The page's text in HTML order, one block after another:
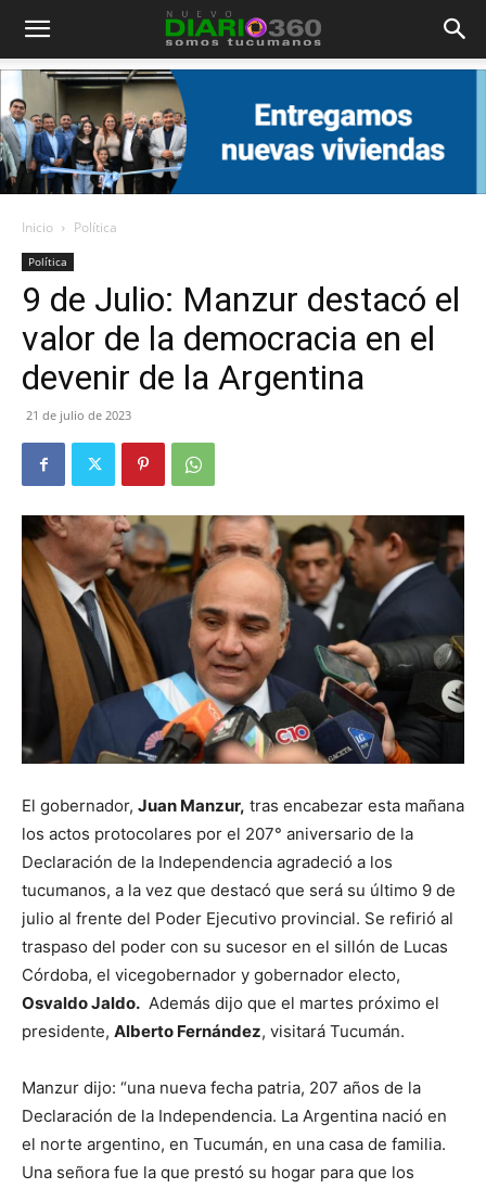
Diario
360
Inicio Política
Política
9 de Julio: Manzur destacó el
valor de la democracia en el
devenir de la Argentina
21 de julio de 2023
El gobernador, Juan Manzur, tras encabezar esta mañana
los actos protocolares por el 207° aniversario de la
Declaración de la Independencia agradeció a los
tucumanos, a la vez que destacó que será su último 9 de
julio al frente del Poder Ejecutivo provincial. Se refirió al
traspaso del poder con su sucesor en el sillón de Lucas
Córdoba, el vicegobernador y gobernador electo,
Osvaldo Jaldo. Además dijo que el martes próximo el
presidente, Alberto Fernández, visitará Tucumán.
Manzur dijo: “una nueva fecha patria, 207 años de la
Declaración de la Independencia. La Argentina nació en
el norte argentino, en Tucumán, en una casa de familia.
Una señora fue la que prestó su hogar para que los